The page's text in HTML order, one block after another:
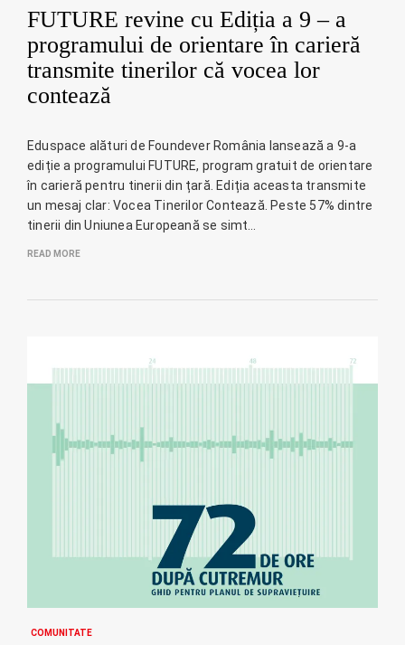
FUTURE revine cu Ediția a 9 – a
programului de orientare în carieră
transmite tinerilor că vocea lor
contează
Eduspace alături de Foundever România lansează a 9-a
ediție a programului FUTURE, program gratuit de orientare
în carieră pentru tinerii din țară. Ediția aceasta transmite
un mesaj clar: Vocea Tinerilor Contează. Peste 57% dintre
tinerii din Uniunea Europeană se simt…
READ MORE
COMUNITATE